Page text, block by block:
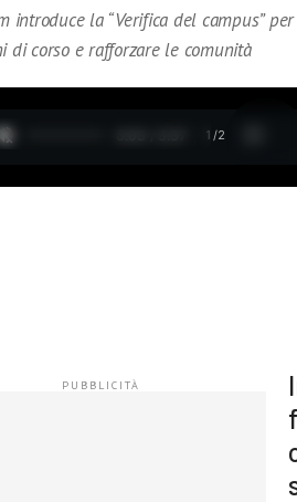
introduce la “Verifica del campus”
di corso e rafforzare le comunità
1 /2